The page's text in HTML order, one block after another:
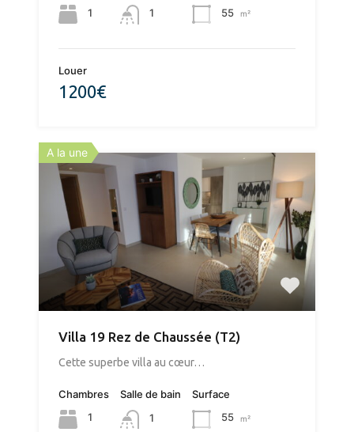
1
1
55
m²
Louer
1200€
A la une
Villa 19 Rez de Chaussée (T2)
​Cette superbe villa au cœur…
Chambres
1
Salle de bain
1
Surface
55
m²